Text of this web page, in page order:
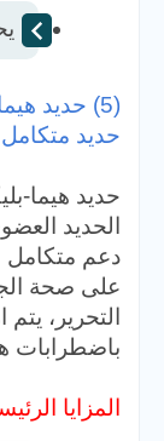
(5) حديد
حديد متكامل
حديد هيما-
الحديد
دعم متكامل
على صحة
التحرير،
باضطرابات
المزايا